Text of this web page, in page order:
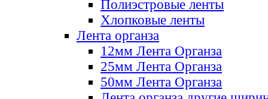
Полиэстровые ленты
Хлопковые ленты
Лента органза
12мм Лента Органза
25мм Лента Органза
50мм Лента Органза